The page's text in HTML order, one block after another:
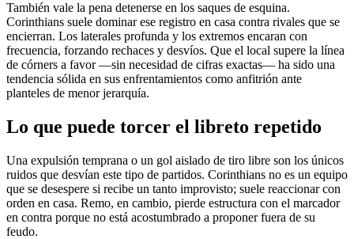
También vale la pena detenerse en los saques de esquina.
Corinthians suele dominar ese registro en casa contra rivales que se
encierran. Los laterales profunda y los extremos encaran con
frecuencia, forzando rechaces y desvíos. Que el local supere la línea
de córners a favor —sin necesidad de cifras exactas— ha sido una
tendencia sólida en sus enfrentamientos como anfitrión ante
planteles de menor jerarquía.
Lo que puede torcer el libreto repetido
Una expulsión temprana o un gol aislado de tiro libre son los únicos
ruidos que desvían este tipo de partidos. Corinthians no es un equipo
que se desespere si recibe un tanto improvisto; suele reaccionar con
orden en casa. Remo, en cambio, pierde estructura con el marcador
en contra porque no está acostumbrado a proponer fuera de su
feudo.